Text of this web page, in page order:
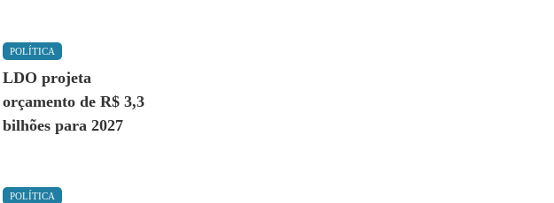
POLÍTICA
LDO projeta
orçamento de R$ 3,3
bilhões para 2027
POLÍTICA